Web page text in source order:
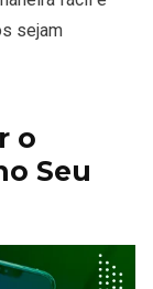
sejam
o
Seu